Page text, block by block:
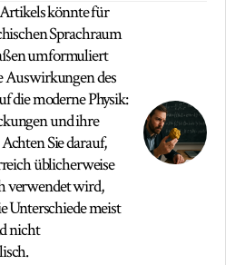
könnte für
Sprachraum
umformuliert
Auswirkungen des
die moderne Physik:
und ihre
Sie darauf,
üblicherweise
verwendet wird,
Unterschiede meist
nicht